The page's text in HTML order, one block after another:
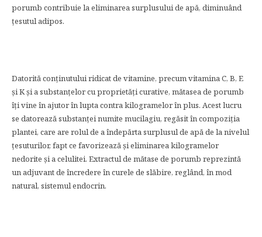
porumb contribuie la eliminarea surplusului de apă, diminuând
ţesutul adipos.
Datorită conţinutului ridicat de vitamine, precum vitamina C, B, E
şi K şi a substanţelor cu proprietăţi curative, mătasea de porumb
îţi vine în ajutor în lupta contra kilogramelor în plus. Acest lucru
se datorează substanţei numite mucilagiu, regăsit în compoziţia
plantei, care are rolul de a îndepărta surplusul de apă de la nivelul
ţesuturilor, fapt ce favorizează şi eliminarea kilogramelor
nedorite şi a celulitei. Extractul de mătase de porumb reprezintă
un adjuvant de încredere în curele de slăbire, reglând, în mod
natural, sistemul endocrin.